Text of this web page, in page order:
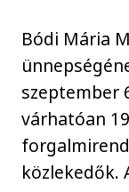
Bódi Mária
szeptember
várhatóan
közlekedők.